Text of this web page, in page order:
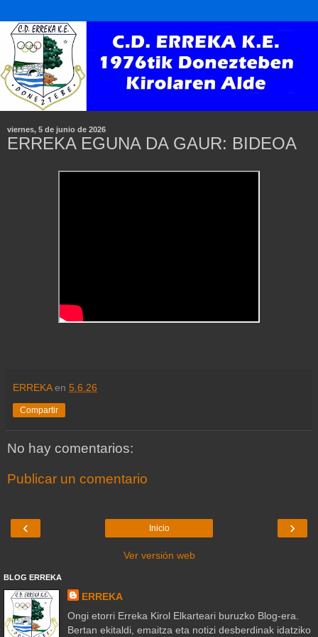
viernes, 5 de junio de 2026
ERREKA EGUNA DA GAUR: BIDEOA
ERREKA en 5.6.26
Compartir
No hay comentarios:
Publicar un comentario
‹ ›
Inicio
Ver versión web
BLOG ERREKA
ERREKA
Ongi etorri Erreka Kirol Elkarteari buruzko Blog-era.
Bertan ekitaldi, emaitza eta notizi desberdinak idatziko